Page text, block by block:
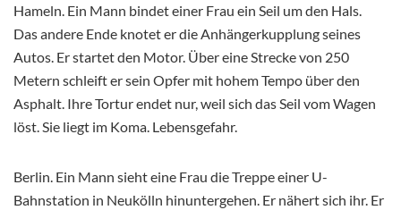
Hameln. Ein Mann bindet einer Frau ein Seil um den Hals.
Das andere Ende knotet er die Anhängerkupplung seines
Autos. Er startet den Motor. Über eine Strecke von 250
Metern schleift er sein Opfer mit hohem Tempo über den
Asphalt. Ihre Tortur endet nur, weil sich das Seil vom Wagen
löst. Sie liegt im Koma. Lebensgefahr.
Berlin. Ein Mann sieht eine Frau die Treppe einer U-
Bahnstation in Neukölln hinuntergehen. Er nähert sich ihr. Er